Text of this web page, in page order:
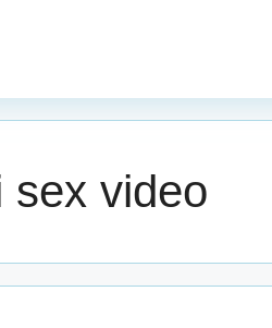
sex video